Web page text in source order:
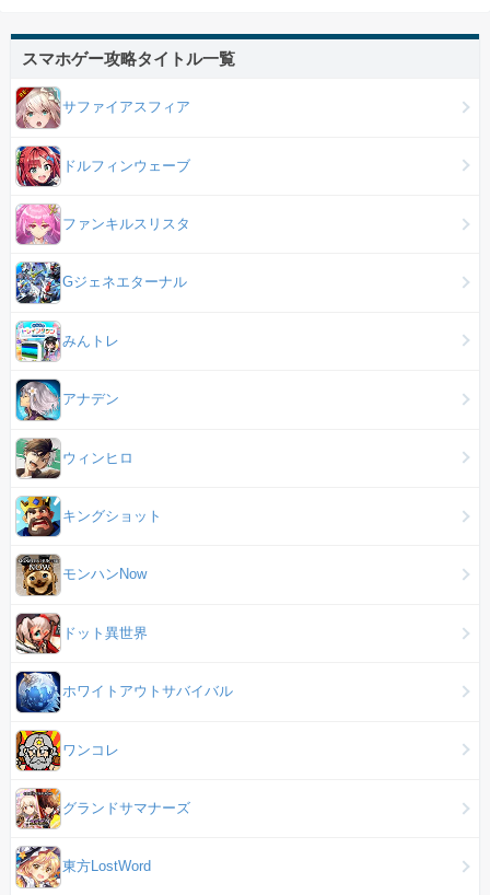
スマホゲー攻略タイトル一覧
サファイアスフィア
ドルフィンウェーブ
ファンキルスリスタ
Gジェネエターナル
みんトレ
アナデン
ウィンヒロ
キングショット
モンハンNow
ドット異世界
ホワイトアウトサバイバル
ワンコレ
グランドサマナーズ
東方LostWord